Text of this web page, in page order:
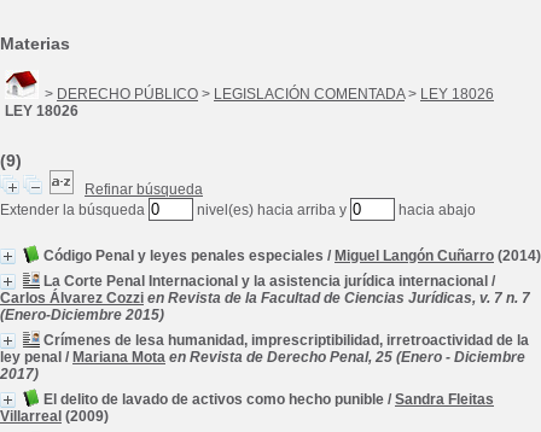
Materias
> DERECHO PÚBLICO > LEGISLACIÓN COMENTADA> LEY 18026
LEY 18026
(9)
Refinar búsqueda
Extender la búsqueda
nivel(es) hacia arriba y hacia abajo
Código Penal y leyes penales especiales / Miguel Langón Cuñarro (2014)
La Corte Penal Internacional y la asistencia jurídica internacional /
Carlos Álvarez Cozzi en Revista de la Facultad de Ciencias Jurídicas, v. 7 n. 7
(Enero-Diciembre 2015)
Crímenes de lesa humanidad, imprescriptibilidad, irretroactividad de la
ley penal / Mariana Mota en Revista de Derecho Penal, 25 (Enero - Diciembre
2017)
El delito de lavado de activos como hecho punible / Sandra Fleitas
Villarreal (2009)